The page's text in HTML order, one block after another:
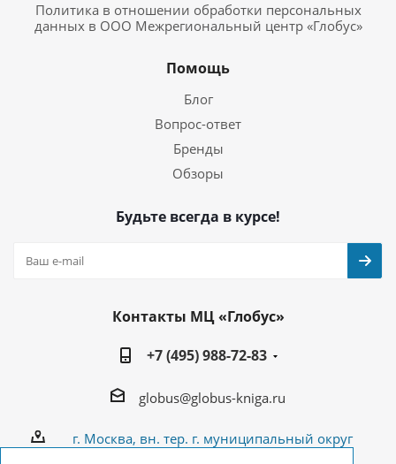
Политика в отношении обработки персональных
данных в ООО Межрегиональный центр «Глобус»
Помощь
Блог
Вопрос-ответ
Бренды
Обзоры
Будьте всегда в курсе!
Контакты МЦ «Глобус»
+7 (495) 988-72-83
globus@globus-kniga.ru
г. Москва, вн. тер. г. муниципальный округ